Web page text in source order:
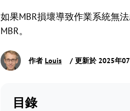
如果MBR損壞導致作業系統無
MBR。
作者 Louis / 更新於 2025年
目錄